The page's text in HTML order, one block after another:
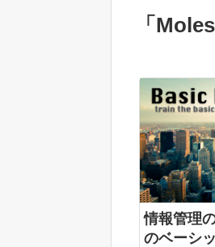
「
情報管理
のベーシ